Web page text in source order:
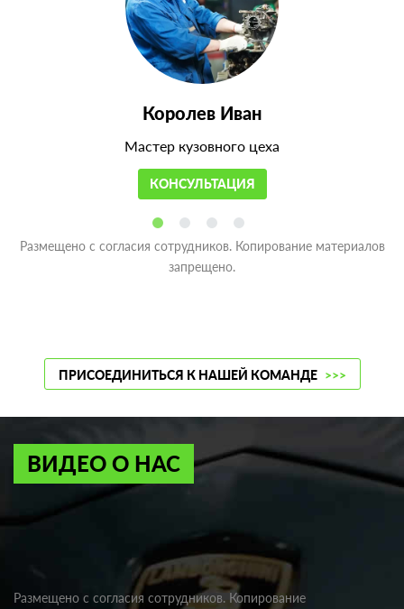
Королев Иван
Мастер кузовного цеха
КОНСУЛЬТАЦИЯ
Размещено с согласия сотрудников. Копирование материалов
запрещено.
ПРИСОЕДИНИТЬСЯ К НАШЕЙ КОМАНДЕ >>>
ВИДЕО О НАС
Размещено с согласия сотрудников. Копирование